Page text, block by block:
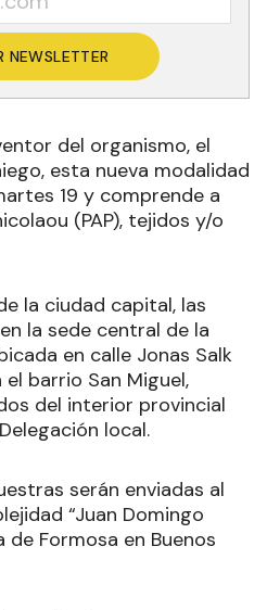
NEWSLETTER
del organismo, el
esta nueva modalidad
19 y comprende a
(PAP), tejidos y/o
la ciudad capital, las
la sede central de la
en calle Jonas Salk
barrio San Miguel,
del interior provincial
local.
serán enviadas al
“Juan Domingo
de Formosa en Buenos